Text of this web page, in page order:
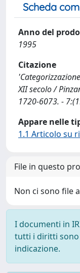
Scheda
Anno del
1995
Citazione
XII secolo /
1720-6073. -
Appare nelle
1.1 Articolo su
File in questo
Non ci sono file
I documenti in
tutti i diritti sono
indicazione.